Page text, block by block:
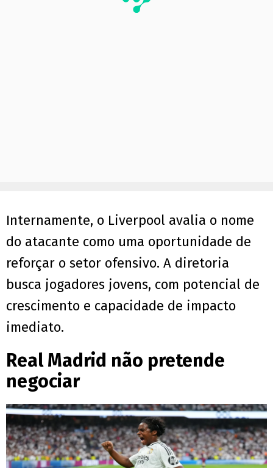
Internamente, o Liverpool avalia o nome
do atacante como uma oportunidade de
reforçar o setor ofensivo. A diretoria
busca jogadores jovens, com potencial de
crescimento e capacidade de impacto
imediato.
Real Madrid não pretende
negociar